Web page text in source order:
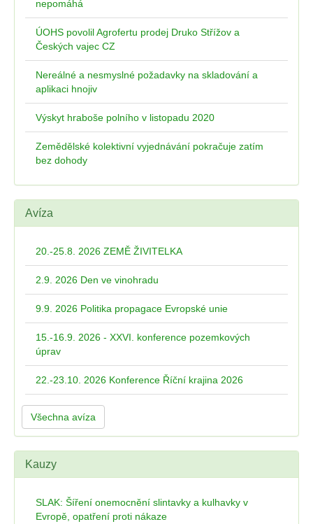
nepomáhá
ÚOHS povolil Agrofertu prodej Druko Střížov a
Českých vajec CZ
Nereálné a nesmyslné požadavky na skladování a
aplikaci hnojiv
Výskyt hraboše polního v listopadu 2020
Zemědělské kolektivní vyjednávání pokračuje zatím
bez dohody
Avíza
20.-25.8. 2026 ZEMĚ ŽIVITELKA
2.9. 2026 Den ve vinohradu
9.9. 2026 Politika propagace Evropské unie
15.-16.9. 2026 - XXVI. konference pozemkových
úprav
22.-23.10. 2026 Konference Říční krajina 2026
Všechna avíza
Kauzy
SLAK: Šíření onemocnění slintavky a kulhavky v
Evropě, opatření proti nákaze